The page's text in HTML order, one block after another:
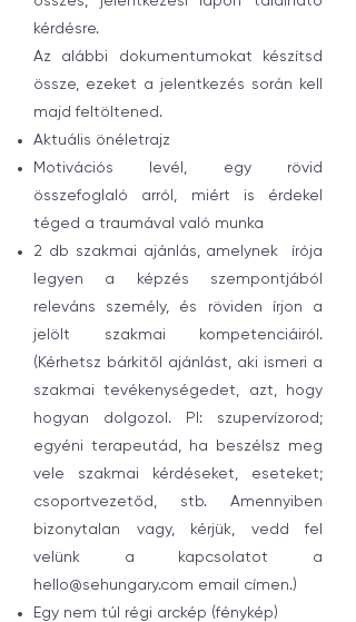
kérdésre.
Az alábbi dokumentumokat készítsd
össze, ezeket a jelentkezés során kell
majd feltöltened.
Aktuális önéletrajz
Motivációs levél, egy rövid
összefoglaló arról, miért is érdekel
téged a traumával való munka
2 db szakmai ajánlás, amelynek írója
legyen a képzés szempontjából
releváns személy, és röviden írjon a
jelölt szakmai kompetenciáiról.
(Kérhetsz bárkitől ajánlást, aki ismeri a
szakmai tevékenységedet, azt, hogy
hogyan dolgozol. Pl: szupervízorod;
egyéni terapeutád, ha beszélsz meg
vele szakmai kérdéseket, eseteket;
csoportvezetőd, stb. Amennyiben
bizonytalan vagy, kérjük, vedd fel
velünk a kapcsolatot a
hello@sehungary.com email címen.)
Egy nem túl régi arckép (fénykép)